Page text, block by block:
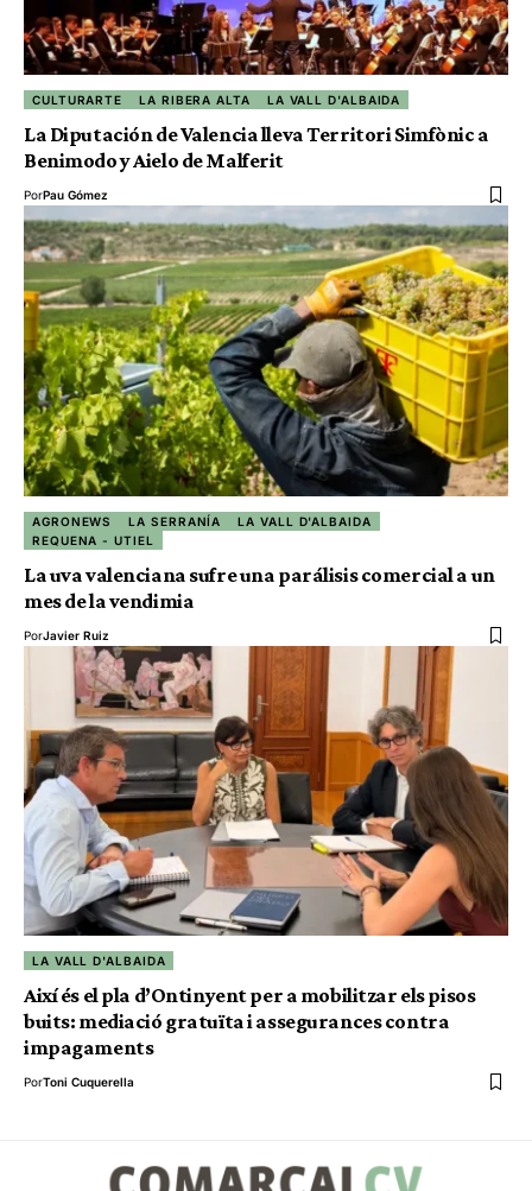
CULTURARTE LA RIBERA ALTA LA VALL D'ALBAIDA
La Diputación de Valencia lleva Territori Simfònic a
Benimodo y Aielo de Malferit
PorPau Gómez
AGRONEWS LA SERRANÍA
LA VALL D'ALBAIDA
REQUENA - UTIEL
La uva valenciana sufre una parálisis comercial a un
mes de la vendimia
PorJavier Ruiz
LA VALL D'ALBAIDA
Així és el pla d’Ontinyent per a mobilitzar els pisos
buits: mediació gratuïta i assegurances contra
impagaments
PorToni Cuquerella